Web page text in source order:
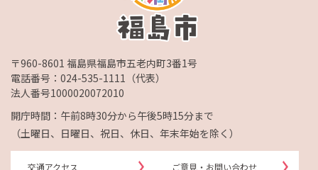
〒960-8601 福島県福島市五老内町3番1号
電話番号： 024-535-1111 （代表）
法人番号1000020072010
開庁時間：午前8時30分から午後5時15分まで
（土曜日、日曜日、祝日、休日、年末年始を除く）
交通アクセス ご意見・お問い合わせ